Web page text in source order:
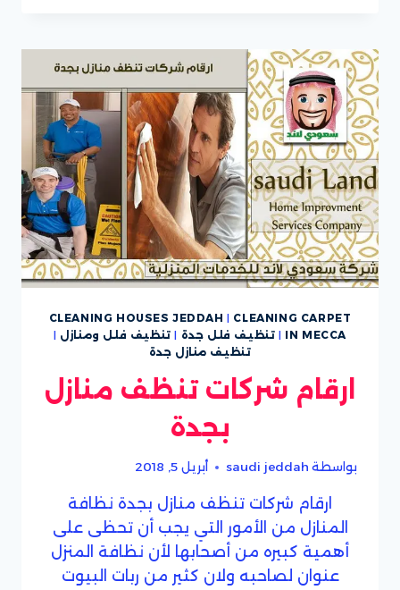
CLEANING HOUSES JEDDAH | CLEANING CARPET
IN MECCA
| تنظيف فلل جدة | تنظيف فلل ومنازل |
تنظيف منازل جدة
ارقام شركات تنظف منازل
بجدة
بواسطة saudi jeddah أبريل 5, 2018
ارقام شركات تنظف منازل بجدة نظافة
المنازل من الأمور التي يجب أن تحظى على
أهمية كبيره من أصحابها لأن نظافة المنزل
عنوان لصاحبه ولان كثير من ربات البيوت